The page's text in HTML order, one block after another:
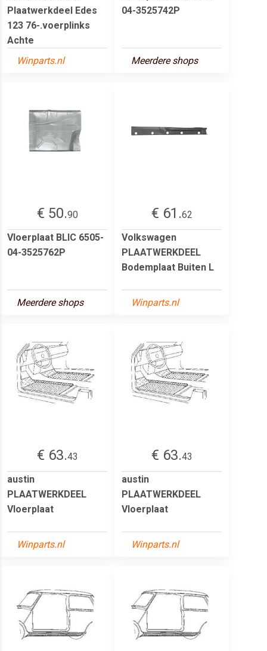
Plaatwerkdeel Edes
123 76-.voerplinks
Achte
Winparts.nl
04-3525742P
Meerdere shops
€ 50.90
Vloerplaat BLIC 6505-
04-3525762P
Meerdere shops
€ 61.62
Volkswagen
PLAATWERKDEEL
Bodemplaat Buiten L
Winparts.nl
€ 63.43
austin
PLAATWERKDEEL
Vloerplaat
Winparts.nl
€ 63.43
austin
PLAATWERKDEEL
Vloerplaat
Winparts.nl